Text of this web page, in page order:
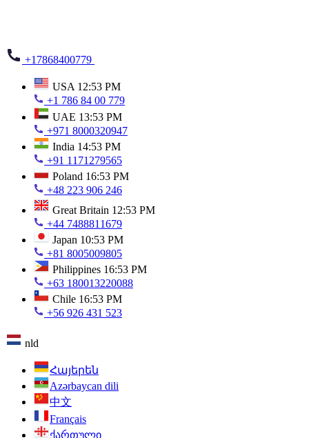
+17868400779
USA 12:53 PM
+1 786 84 00 779
UAE 13:53 PM
+971 8000320947
India 14:53 PM
+91 1171279565
Poland 16:53 PM
+48 223 906 246
Great Britain 12:53 PM
+44 7488811679
Japan 10:53 PM
+81 8005009805
Philippines 16:53 PM
+63 180013220088
Chile 16:53 PM
+56 926 431 523
nld
Հայերեն
Azərbaycan dili
中文
Français
ქართული